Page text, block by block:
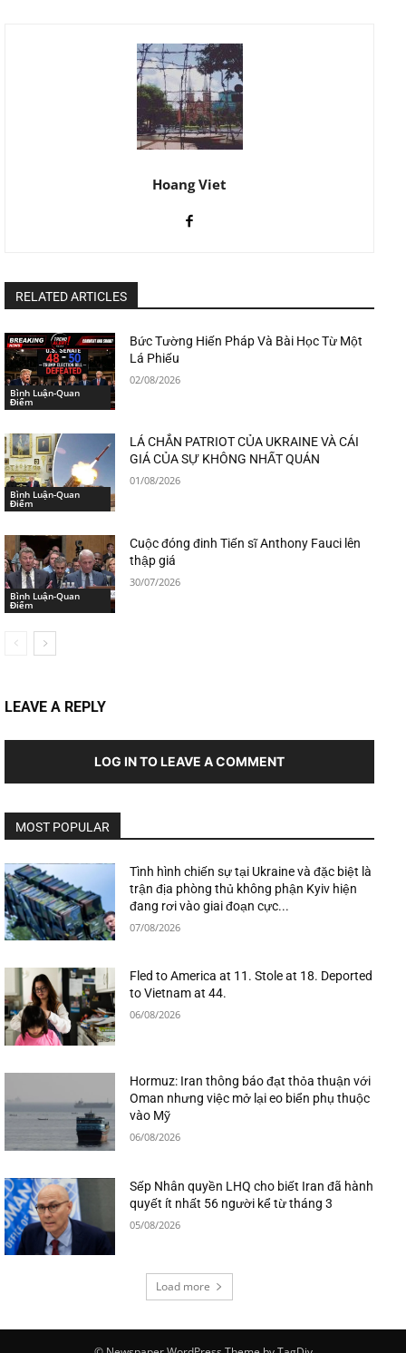
Hoang Viet
RELATED ARTICLES
Bình Luận-Quan
Điểm
Bức Tường Hiến Pháp Và Bài Học Từ Một
Lá Phiếu
02/08/2026
Bình Luận-Quan
Điểm
LÁ CHẮN PATRIOT CỦA UKRAINE VÀ CÁI
GIÁ CỦA SỰ KHÔNG NHẤT QUÁN
01/08/2026
Bình Luận-Quan
Điểm
Cuộc đóng đinh Tiến sĩ Anthony Fauci lên
thập giá
30/07/2026
LEAVE A REPLY
LOG IN TO LEAVE A COMMENT
MOST POPULAR
Tình hình chiến sự tại Ukraine và đặc biệt là
trận địa phòng thủ không phận Kyiv hiện
đang rơi vào giai đoạn cực...
07/08/2026
Fled to America at 11. Stole at 18. Deported
to Vietnam at 44.
06/08/2026
Hormuz: Iran thông báo đạt thỏa thuận với
Oman nhưng việc mở lại eo biển phụ thuộc
vào Mỹ
06/08/2026
Sếp Nhân quyền LHQ cho biết Iran đã hành
quyết ít nhất 56 người kể từ tháng 3
05/08/2026
Load more